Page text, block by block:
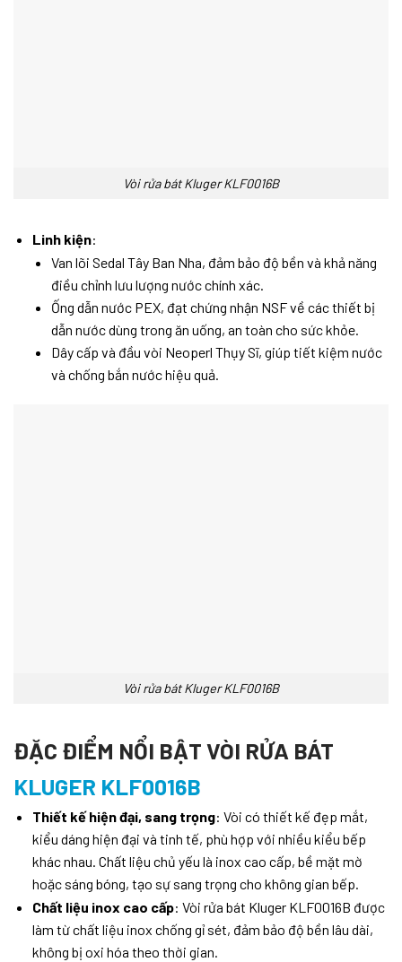
Vòi rửa bát Kluger KLF0016B
Linh kiện:
Van lõi Sedal Tây Ban Nha, đảm bảo độ bền và khả năng
điều chỉnh lưu lượng nước chính xác.
Ống dẫn nước PEX, đạt chứng nhận NSF về các thiết bị
dẫn nước dùng trong ăn uống, an toàn cho sức khỏe.
Dây cấp và đầu vòi Neoperl Thụy Sĩ, giúp tiết kiệm nước
và chống bắn nước hiệu quả.
Vòi rửa bát Kluger KLF0016B
ĐẶC ĐIỂM NỔI BẬT VÒI RỬA BÁT
KLUGER KLF0016B
Thiết kế hiện đại, sang trọng: Vòi có thiết kế đẹp mắt,
kiểu dáng hiện đại và tinh tế, phù hợp với nhiều kiểu bếp
khác nhau. Chất liệu chủ yếu là inox cao cấp, bề mặt mờ
hoặc sáng bóng, tạo sự sang trọng cho không gian bếp.
Chất liệu inox cao cấp: Vòi rửa bát Kluger KLF0016B được
làm từ chất liệu inox chống gỉ sét, đảm bảo độ bền lâu dài,
không bị oxi hóa theo thời gian.